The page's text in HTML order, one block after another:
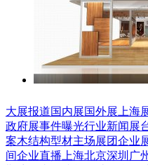
大展报道国内展国外展 上海
政府展事件曝光行业新闻 展
案木结构型材主场展团企业
间企业直播 上海北京深圳 广